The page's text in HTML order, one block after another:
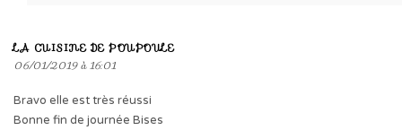
LA CUISINE DE POUPOULE
06/01/2019 à 16:01
Bravo elle est très réussi
Bonne fin de journée Bises